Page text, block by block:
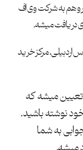
ویزاست علاوه بر اون باید ۲۸ یورو هم به شرکت وی اف
دریافت میشه.
اردبیلی، مرکز خرید
میشه که
خود نوشته باشید.
به شما